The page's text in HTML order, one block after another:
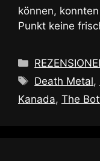
können,
Punkt keine
Kategorien
Schlagwörter
Death Metal,
Kanada, The